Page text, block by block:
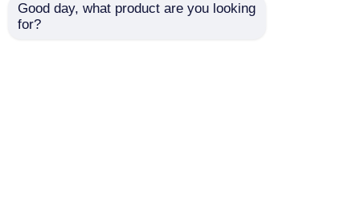
Good day, what product are you looking
for?